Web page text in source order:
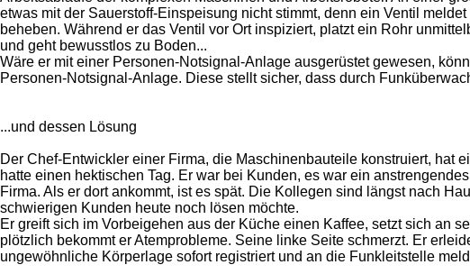
etwas mit der Sauerstoff-Einspeisung nicht stimmt, denn ein Ventil
beheben. Während er das Ventil vor Ort inspiziert, platzt ein Rohr
und geht bewusstlos zu Boden...
Wäre er mit einer Personen-Notsignal-Anlage ausgerüstet gewesen,
Personen-Notsignal-Anlage. Diese stellt sicher, dass durch
...und dessen Lösung
Der Chef-Entwickler einer Firma, die Maschinenbauteile konstruiert, hat
hatte einen hektischen Tag. Er war bei Kunden, es war ein
Firma. Als er dort ankommt, ist es spät. Die Kollegen sind längst nach
schwierigen Kunden heute noch lösen möchte.
Er greift sich im Vorbeigehen aus der Küche einen Kaffee, setzt sich an
plötzlich bekommt er Atemprobleme. Seine linke Seite schmerzt. Er
ungewöhnliche Körperlage sofort registriert und an die Funkleitstelle